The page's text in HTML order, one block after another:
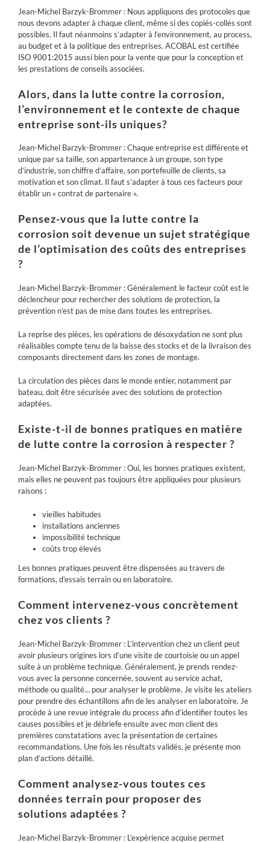
Jean-Michel Barzyk-Brommer : Nous appliquons des protocoles que
nous devons adapter à chaque client, même si des copiés-collés sont
possibles. Il faut néanmoins s’adapter à l’environnement, au process,
au budget et à la politiquedes entreprises. ACOBAL estcertifiée
ISO 9001:2015 aussi bien pour la vente que pour la conception et
les prestations de conseils associées.
Alors, dans la lutte contre la corrosion,
l’environnement et le contexte de chaque
entreprise sont-ils uniques?
Jean-Michel Barzyk-Brommer : Chaque entreprise est différente et
unique par sa taille, son appartenance à un groupe, son type
d’industrie, son chiffre d’affaire, son portefeuille de clients, sa
motivation et son climat. Il faut s’adapter à tous ces facteurs pour
établir un « contrat de partenaire ».
Pensez-vous que la lutte contre la
corrosion soit devenue un sujet stratégique
de l’optimisation des coûts des entreprises
?
Jean-Michel Barzyk-Brommer : Généralement le facteur coût est le
déclencheur pour rechercher des solutions de protection, la
prévention n’est pas de mise dans toutes les entreprises.
La reprise des pièces, les opérations de désoxydation ne sont plus
réalisables compte tenu de la baisse des stocks et de la livraison des
composants directement dans les zones de montage.
La circulation des pièces dans le monde entier, notamment par
bateau, doit être sécurisée avec des solutions de protection
adaptées.
Existe-t-il de bonnes pratiques en matière
de lutte contre la corrosion à respecter ?
Jean-Michel Barzyk-Brommer : Oui, les bonnes pratiques existent,
mais elles ne peuvent pas toujours être appliquées pour plusieurs
raisons :
vieilles habitudes
installations anciennes
impossibilité technique
coûts trop élevés
Les bonnes pratiques peuvent être dispensées au travers de
formations, d’essais terrain ouen laboratoire.
Comment intervenez-vous concrètement
chez vos clients ?
Jean-Michel Barzyk-Brommer : L’intervention chez un client peut
avoir plusieurs origines lors d’une visite de courtoisie ou un appel
suite à un problème technique. Généralement, je prends rendez-
vous avec la personne concernée, souvent au service achat,
méthode ou qualité… pour analyser le problème. Je visite les ateliers
pour prendre des échantillons afin de les analyser en laboratoire. Je
procède à une revue intégrale du process afin d’identifier toutes les
causes possibles et je débriefe ensuite avec mon client des
premières constatations avec la présentation de certaines
recommandations. Une fois les résultats validés, je présente mon
plan d’actions détaillé.
Comment analysez-vous toutes ces
données terrain pour proposer des
solutions adaptées ?
Jean-Michel Barzyk-Brommer : L’expérience acquise permet